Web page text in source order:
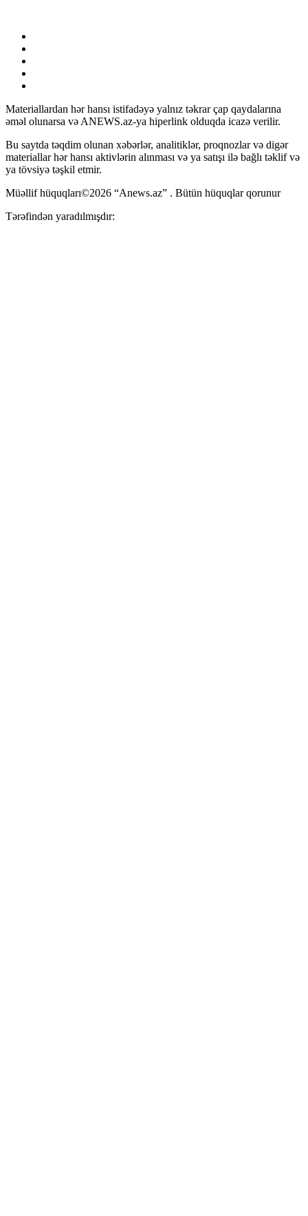
Materiallardan hər hansı istifadəyə yalnız təkrar çap qaydalarına
əməl olunarsa və ANEWS.az-ya hiperlink olduqda icazə verilir.
Bu saytda təqdim olunan xəbərlər, analitiklər, proqnozlar və digər
materiallar hər hansı aktivlərin alınması və ya satışı ilə bağlı təklif və
ya tövsiyə təşkil etmir.
Müəllif hüquqları©2026 “Anews.az” . Bütün hüquqlar qorunur
Tərəfindən yaradılmışdır: